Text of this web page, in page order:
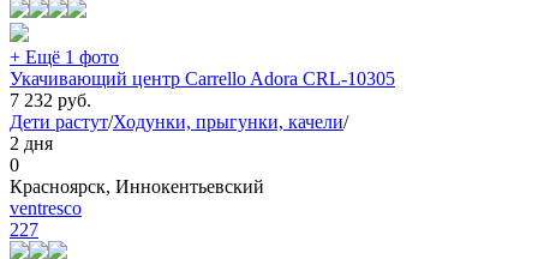
+ Ещё 1 фото
Укачивающий центр Carrello Adora CRL-10305
7 232 руб.
Дети растут/Ходунки, прыгунки, качели/
2 дня
0
Красноярск, Иннокентьевский
ventresco
227